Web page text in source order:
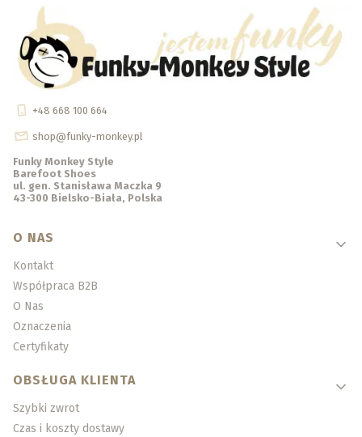
+48 668 100 664
shop@funky-monkey.pl
Funky Monkey Style
Barefoot Shoes
ul. gen. Stanisława Maczka 9
43-300 Bielsko-Biała, Polska
Linki w stopce
O NAS
Kontakt
Współpraca B2B
O Nas
Oznaczenia
Certyfikaty
OBSŁUGA KLIENTA
Szybki zwrot
Czas i koszty dostawy